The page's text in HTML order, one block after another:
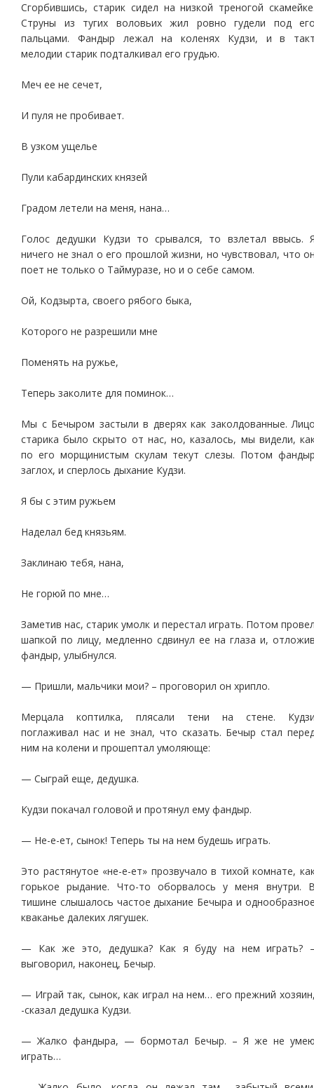
Сгорбившись, старик сидел на низкой треногой
Струны из тугих воловьих жил ровно гудели под
пальцами. Фандыр лежал на коленях Кудзи, и в
мелодии старик подталкивал его грудью.
Меч ее не сечет,
И пуля не пробивает.
В узком ущелье
Пули кабардинских князей
Градом летели на меня, нана…
Голос дедушки Кудзи то срывался, то взлетал ввысь.
ничего не знал о его прошлой жизни, но чувствовал, что
поет не только о Таймуразе, но и о себе самом.
Ой, Кодзырта, своего рябого быка,
Которого не разрешили мне
Поменять на ружье,
Теперь заколите для поминок…
Мы с Бечыром застыли в дверях как заколдованные.
старика было скрыто от нас, но, казалось, мы видели,
по его морщинистым скулам текут слезы. Потом
заглох, и сперлось дыхание Кудзи.
Я бы с этим ружьем
Наделал бед князьям.
Заклинаю тебя, нана,
Не горюй по мне…
Заметив нас, старик умолк и перестал играть. Потом
шапкой по лицу, медленно сдвинул ее на глаза и,
фандыр, улыбнулся.
— Пришли, мальчики мои? – проговорил он хрипло.
Мерцала коптилка, плясали тени на стене.
поглаживал нас и не знал, что сказать. Бечыр стал
ним на колени и прошептал умоляюще:
— Сыграй еще, дедушка.
Кудзи покачал головой и протянул ему фандыр.
— Не-е-ет, сынок! Теперь ты на нем будешь играть.
Это растянутое «не-е-ет» прозвучало в тихой комнате,
горькое рыдание. Что-то оборвалось у меня внутри.
тишине слышалось частое дыхание Бечыра и
кваканье далеких лягушек.
— Как же это, дедушка? Как я буду на нем играть?
выговорил, наконец, Бечыр.
— Играй так, сынок, как играл на нем… его прежний
-сказал дедушка Кудзи.
— Жалко фандыра, — бормотал Бечыр. – Я же не
играть…